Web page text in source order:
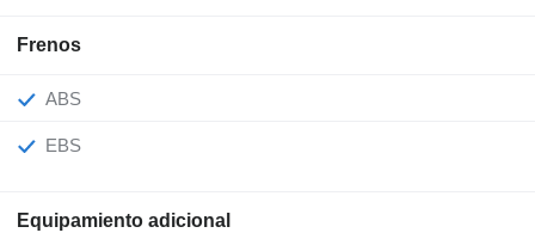
Frenos
ABS
EBS
Equipamiento adicional